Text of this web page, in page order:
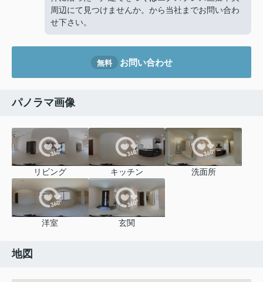
周辺にて見つけませんか。 から当社までお問い合わ
せ下さい。
無料 お問い合わせ
パノラマ画像
リビング キッチン 洗面所
洋室 玄関
地図